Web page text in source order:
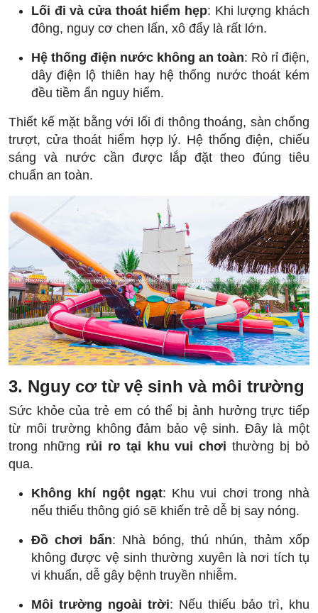
Lối đi và cửa thoát hiểm hẹp: Khi lượng khách
đông, nguy cơ chen lấn, xô đẩy là rất lớn.
Hệ thống điện nước không an toàn: Rò rỉ điện,
dây điện lộ thiên hay hệ thống nước thoát kém
đều tiềm ẩn nguy hiểm.
Thiết kế mặt bằng với lối đi thông thoáng, sàn chống
trượt, cửa thoát hiểm hợp lý. Hệ thống điện, chiếu
sáng và nước cần được lắp đặt theo đúng tiêu
chuẩn an toàn.
3. Nguy cơ từ vệ sinh và môi trường
Sức khỏe của trẻ em có thể bị ảnh hưởng trực tiếp
từ môi trường không đảm bảo vệ sinh. Đây là một
trong những rủi ro tại khu vui chơi thường bị bỏ
qua.
Không khí ngột ngạt: Khu vui chơi trong nhà
nếu thiếu thông gió sẽ khiến trẻ dễ bị say nóng.
Đồ chơi bẩn: Nhà bóng, thú nhún, thảm xốp
không được vệ sinh thường xuyên là nơi tích tụ
vi khuẩn, dễ gây bệnh truyền nhiễm.
Môi trường ngoài trời: Nếu thiếu bảo trì, khu